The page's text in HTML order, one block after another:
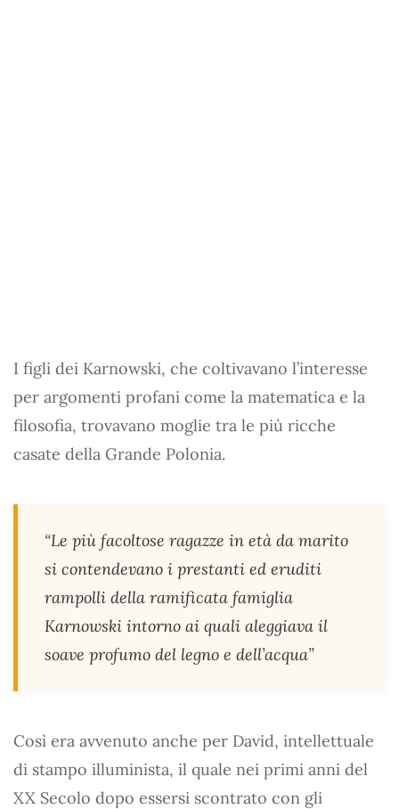
I figli dei Karnowski, che coltivavano l’interesse
per argomenti profani come la matematica e la
filosofia, trovavano moglie tra le più ricche
casate della Grande Polonia.
“Le più facoltose ragazze in età da marito
si contendevano i prestanti ed eruditi
rampolli della ramificata famiglia
Karnowski intorno ai quali aleggiava il
soave profumo del legno e dell’acqua”
Così era avvenuto anche per David, intellettuale
di stampo illuminista, il quale nei primi anni del
XX Secolo dopo essersi scontrato con gli